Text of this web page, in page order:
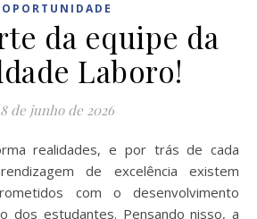
OPORTUNIDADE
da equipe da
Laboro!
8 de junho de 2026
de excelência existem
com o desenvolvimento
dos estudantes. Pensando nisso, a